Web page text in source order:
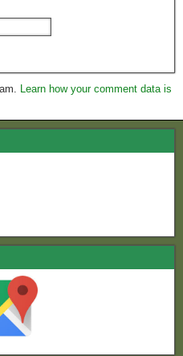
Learn how your comment data is